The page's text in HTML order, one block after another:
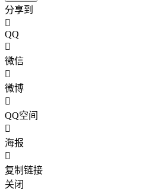
分享到
QQ
微信
微博
QQ空间
海报
复制链接
关闭